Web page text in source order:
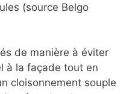
(source Belgo
de manière à éviter
à la façade tout en
cloisonnement souple